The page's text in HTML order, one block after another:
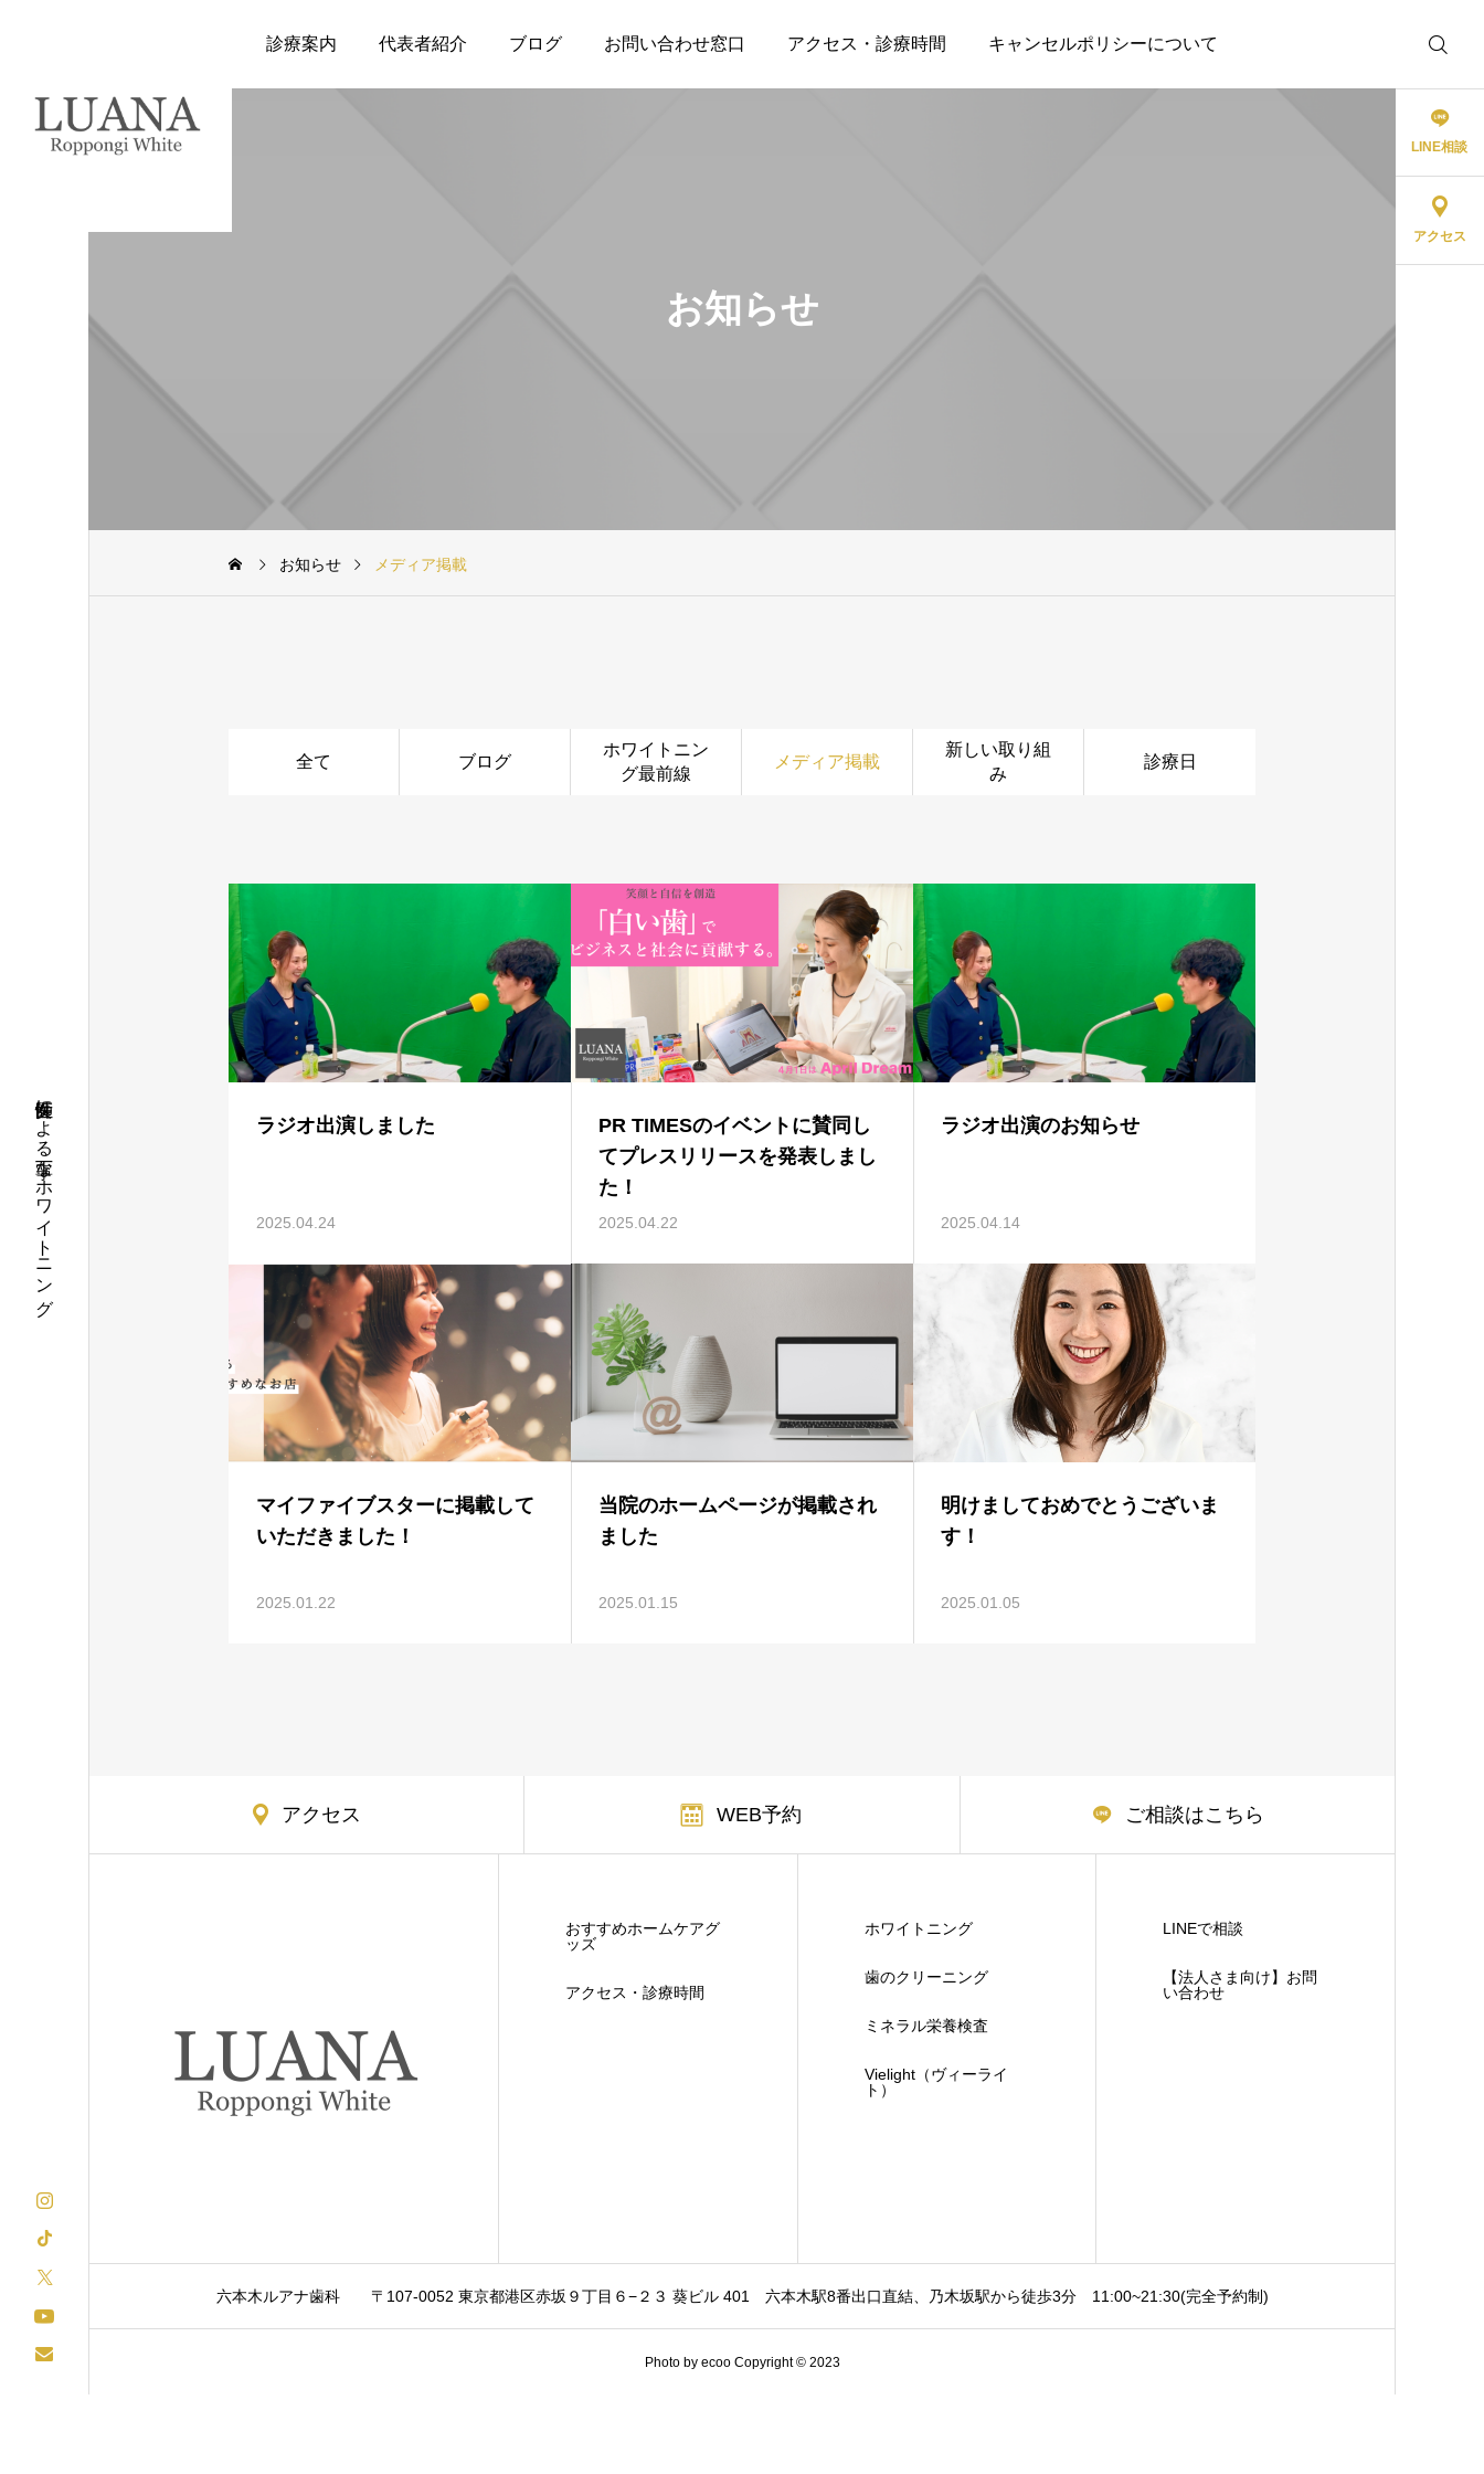
診療案内 代表者紹介 ブログ お問い合わせ窓口 アクセス・診療時間 キャンセルポリシーについて
【医院専売】ハイドロソ
矯正治療が終わるならホ
女性医師による丁寧なホワイトニング
LINE相談
アクセス
お知らせ
お知らせ メディア掲載
全て ブログ
ホワイトニン
グ最前線
メディア掲載
新しい取り組
み
診療日
ラジオ出演しました
2025.04.24
PR TIMESのイベントに賛同し
てプレスリリースを発表しまし
た！
2025.04.22
ラジオ出演のお知らせ
2025.04.14
マイファイブスターに掲載して
いただきました！
2025.01.22
当院のホームページが掲載され
ました
2025.01.15
明けましておめでとうございま
す！
2025.01.05
アクセス WEB予約 ご相談はこちら
おすすめホームケアグ
ッズ
アクセス・診療時間
ホワイトニング
歯のクリーニング
ミネラル栄養検査
Vielight（ヴィーライ
ト）
LINEで相談
【法人さま向け】お問
い合わせ
六本木ルアナ歯科 〒107-0052 東京都港区赤坂９丁目６−２３ 葵ビル 401 六本木駅8番出口直結、乃木坂駅から徒歩3分 11:00~21:30(完全予約制)
Photo by ecoo Copyright © 2023